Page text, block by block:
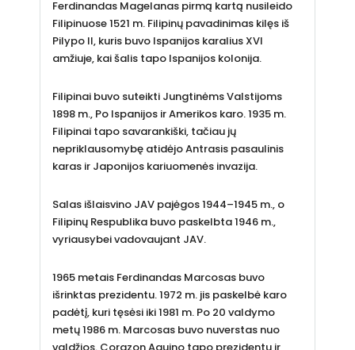
Ferdinandas Magelanas pirmą kartą nusileido
Filipinuose 1521 m. Filipinų pavadinimas kilęs iš
Pilypo II, kuris buvo Ispanijos karalius XVI
amžiuje, kai šalis tapo Ispanijos kolonija.
Filipinai buvo suteikti Jungtinėms Valstijoms
1898 m., Po Ispanijos ir Amerikos karo. 1935 m.
Filipinai tapo savarankiški, tačiau jų
nepriklausomybę atidėjo Antrasis pasaulinis
karas ir Japonijos kariuomenės invazija.
Salas išlaisvino JAV pajėgos 1944–1945 m., o
Filipinų Respublika buvo paskelbta 1946 m.,
vyriausybei vadovaujant JAV.
1965 metais Ferdinandas Marcosas buvo
išrinktas prezidentu. 1972 m. jis paskelbė karo
padėtį, kuri tęsėsi iki 1981 m. Po 20 valdymo
metų 1986 m. Marcosas buvo nuverstas nuo